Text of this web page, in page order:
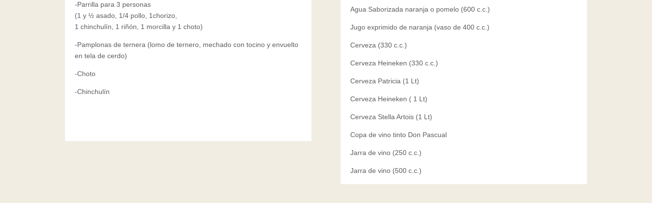
-Parrilla para 3 personas
(1 y ½ asado, 1/4 pollo, 1chorizo,
1 chinchulín, 1 riñón, 1 morcilla y 1 choto)
-Pamplonas de ternera (lomo de ternero, mechado con tocino y envuelto
en tela de cerdo)
-Choto
-Chinchulín
Agua Saborizada naranja o pomelo (600 c.c.)
Jugo exprimido de naranja (vaso de 400 c.c.)
Cerveza (330 c.c.)
Cerveza Heineken (330 c.c.)
Cerveza Patricia (1 Lt)
Cerveza Heineken ( 1 Lt)
Cerveza Stella Artois (1 Lt)
Copa de vino tinto Don Pascual
Jarra de vino (250 c.c.)
Jarra de vino (500 c.c.)